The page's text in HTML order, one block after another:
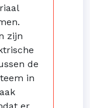
zijn
de
in